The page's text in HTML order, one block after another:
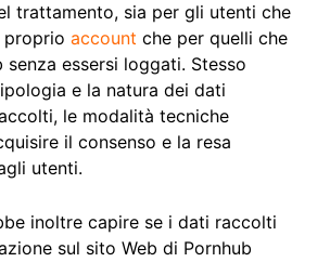
trattamento, sia per gli utenti che
proprio account che per quelli che
senza essersi loggati. Stesso
e la natura dei dati
le modalità tecniche
il consenso e la resa
utenti.
inoltre capire se i dati raccolti
sul sito Web di Pornhub